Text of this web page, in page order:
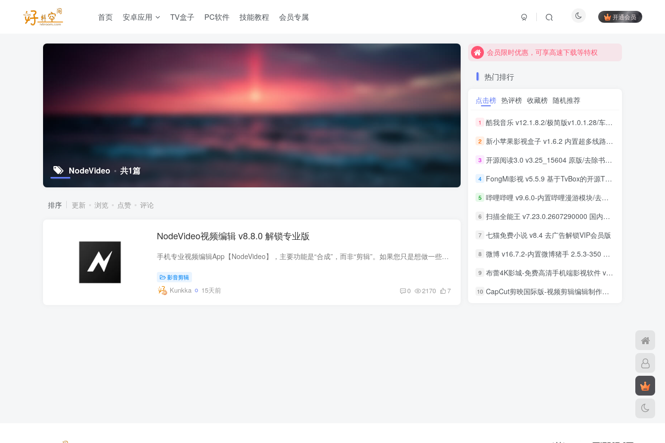
首页 安卓应用 TV盒子 PC软件 技能教程 会员专属 开通会员
NodeVideo 共1篇
排序 更新 浏览 点赞 评论
NodeVideo视频编辑 v8.8.0 解锁专业版
手机专业视频编辑App【NodeVideo】，主要功能是“合成”，而非“剪辑”。如果您只是想做一些简单的视频剪辑，使用其它app会更方便。NodeVideo不同于任何一款视频编辑app，它的操作与功能更像专...
影音剪辑
Kunkka 15天前 0 2170 7
会员限时优惠，可享高速下载等特权
会员限时优惠，可享高速下载等特权
热门排行
点击榜 热评榜 收藏榜 随机推荐
1 酷我音乐 v12.1.8.2/极简版v1.0.1.28/车机版v7.6.2.21 去广告解锁会员版最新可用版
2 新小苹果影视盒子 v1.6.2 内置超多线路 免捐赠版
3 开源阅读3.0 v3.25_15604 原版/去除书源限制/内置书源版 及 2025.09月书源
4 FongMi影视 v5.5.9 基于TvBox的开源TV盒子&安卓影视播放器
5 哔哩哔哩 v9.6.0-内置哔哩漫游模块/去广告精简优化版
6 扫描全能王 v7.23.0.2607290000 国内版/国际版 解锁本地会员
7 七猫免费小说 v8.4 去广告解锁VIP会员版
8 微博 v16.7.2-内置微博猪手 2.5.3-350 去广告净化模块-支持安卓15
9 布蕾4K影城-免费高清手机端影视软件 v3.5.1 去广告纯净版
10 CapCut剪映国际版-视频剪辑编辑制作工具 v18.8.0 解锁专业版